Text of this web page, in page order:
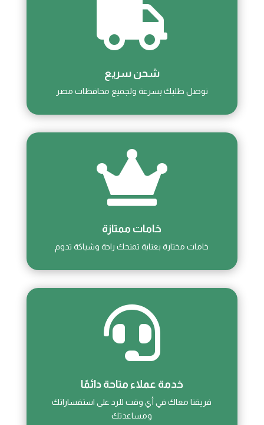

شحن سريع
نوصل طلبك بسرعة ولجميع محافظات مصر

خامات ممتازة
خامات مختارة بعناية تمنحك راحة وشياكة تدوم

خدمة عملاء متاحة دائمًا
فريقنا معاك في أي وقت للرد على استفساراتك
ومساعدتك